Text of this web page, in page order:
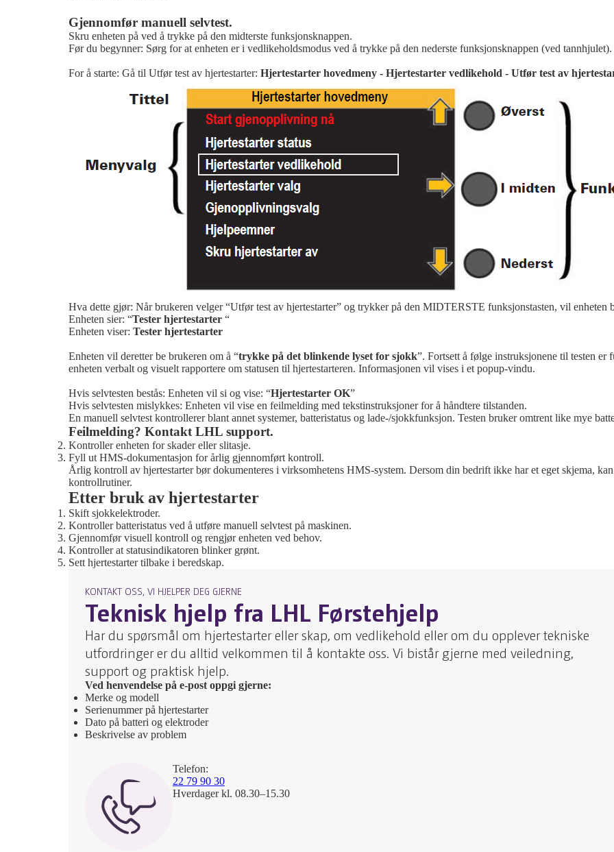
Gjennomfør manuell selvtest.
Skru enheten på ved å trykke på den midterste funksjonsknappen.
Før du begynner: Sørg for at enheten er i vedlikeholdsmodus ved å trykke på den nederste funksjonsknappen (ved tannhjulet).
For å starte: Gå til Utfør test av hjertestarter: Hjertestarter hovedmeny - Hjertestarter vedlikehold - Utfør test av
Hva dette gjør: Når brukeren velger “Utfør test av hjertestarter” og trykker på den MIDTERSTE funksjonstasten, vil enheten
Enheten sier: “Tester hjertestarter “
Enheten viser: Tester hjertestarter
Enheten vil deretter be brukeren om å “trykke på det blinkende lyset for sjokk”. Fortsett å følge instruksjonene til testen
enheten verbalt og visuelt rapportere om statusen til hjertestarteren. Informasjonen vil vises i et popup-vindu.
Hvis selvtesten bestås: Enheten vil si og vise: “Hjertestarter OK”
Hvis selvtesten mislykkes: Enheten vil vise en feilmelding med tekstinstruksjoner for å håndtere tilstanden.
En manuell selvtest kontrollerer blant annet systemer, batteristatus og lade-/sjokkfunksjon. Testen bruker omtrent like mye
Feilmelding? Kontakt LHL support.
Kontroller enheten for skader eller slitasje.
Fyll ut HMS-dokumentasjon for årlig gjennomført kontroll.
Årlig kontroll av hjertestarter bør dokumenteres i virksomhetens HMS-system. Dersom din bedrift ikke har et eget skjema,
kontrollrutiner.
Etter bruk av hjertestarter
Skift sjokkelektroder.
Kontroller batteristatus ved å utføre manuell selvtest på maskinen.
Gjennomfør visuell kontroll og rengjør enheten ved behov.
Kontroller at statusindikatoren blinker grønt.
Sett hjertestarter tilbake i beredskap.
KONTAKT OSS, VI HJELPER DEG GJERNE
Teknisk hjelp fra LHL Førstehjelp
Har du spørsmål om hjertestarter eller skap, om vedlikehold eller om du opplever tekniske
utfordringer er du alltid velkommen til å kontakte oss. Vi bistår gjerne med veiledning,
support og praktisk hjelp.
Ved henvendelse på e-post oppgi gjerne:
Merke og modell
Serienummer på hjertestarter
Dato på batteri og elektroder
Beskrivelse av problem
Telefon:
22 79 90 30
Hverdager kl. 08.30–15.30